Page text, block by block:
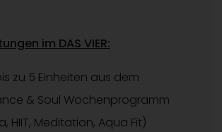
im DAS VIER:
zu 5 Einheiten aus dem
& Soul Wochenprogramm
HIIT, Meditation, Aqua Fit)